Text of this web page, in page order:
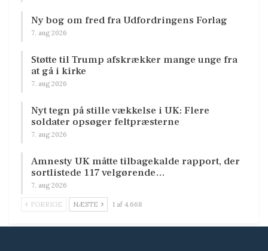
Ny bog om fred fra Udfordringens Forlag
7. aug 2026
Støtte til Trump afskrækker mange unge fra
at gå i kirke
7. aug 2026
Nyt tegn på stille vækkelse i UK: Flere
soldater opsøger feltpræsterne
7. aug 2026
Amnesty UK måtte tilbagekalde rapport, der
sortlistede 117 velgørende…
7. aug 2026
FORRIGE NÆSTE 1 af 4.668